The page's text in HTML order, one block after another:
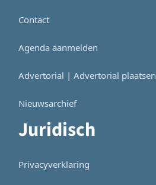
Contact
Agenda aanmelden
Advertorial | Advertorial plaatsen
Nieuwsarchief
Juridisch
Privacyverklaring